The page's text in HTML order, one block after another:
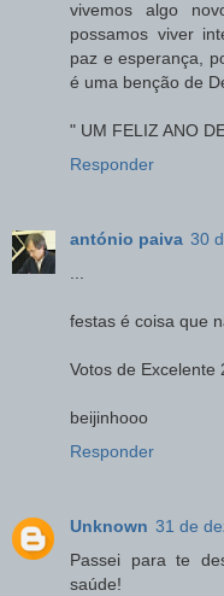
vivemos algo
possamos viver
paz e esperança,
é uma benção de
" UM FELIZ ANO
Responder
antónio paiva 30
...
festas é coisa que
Votos de Excelente
beijinhooo
Responder
Unknown 31 de
Passei para te
saúde!